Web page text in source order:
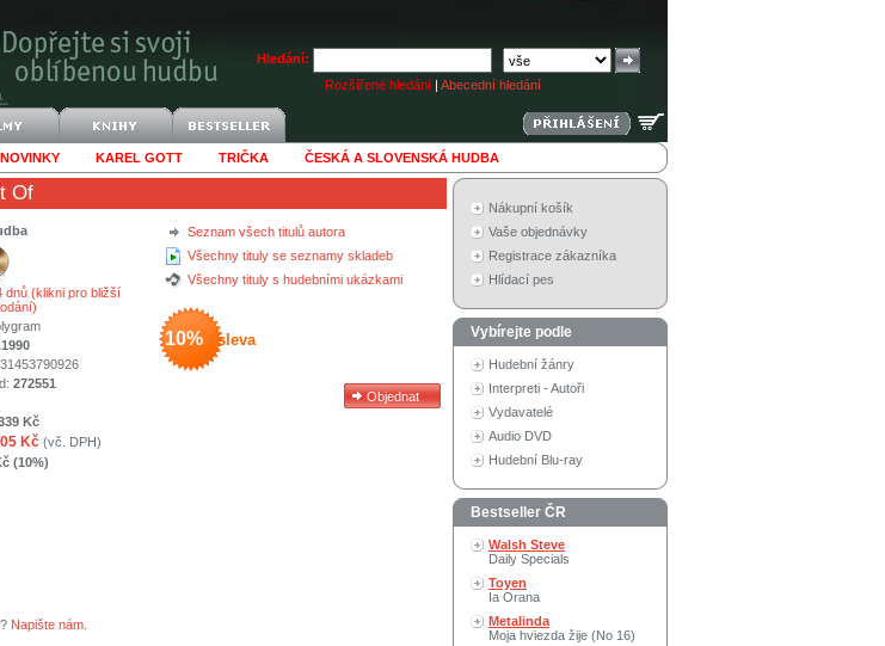
Hledání:
Rozšířené hledání | Abecední hledání
KAREL GOTT TRIČKA ČESKÁ A SLOVENSKÁ HUDBA
Of
Seznam všech titulů autora
Všechny tituly se seznamy skladeb
Všechny tituly s hudebními ukázkami
10% sleva
dnů (klikni pro bližší
272551
Kč
Kč (vč. DPH)
(10%)
Napište nám
Nákupní košík
Vaše objednávky
Registrace zákazníka
Hlídací pes
Vybírejte podle
Hudební žánry
Interpreti - Autoři
Vydavatelé
Audio DVD
Hudební Blu-ray
Bestseller ČR
Walsh Steve
Daily Specials
Toyen
Ia Orana
Metalinda
Moja hviezda žije (No 16)